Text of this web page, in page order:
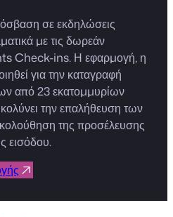
σε εκδηλώσεις
με τις δωρεάν
Check-ins. Η εφαρμογή, η
για την καταγραφή
από 23 εκατομμυρίων
την επαλήθευση των
της προσέλευσης
εισόδου.